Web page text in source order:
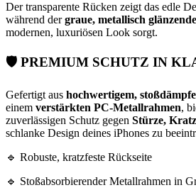
Der transparente Rücken zeigt das edle
während dergraue, metallisch
modernen, luxuriösen Look sorgt.
🛡️ PREMIUM SCHUTZ IN
Gefertigt aus hochwertigem,
einem verstärkten PC-Metallrahmen,
zuverlässigen Schutz gegen Stürze,
schlanke Design deines iPhones zu
🔹 Robuste, kratzfeste Rückseite
🔹 Stoßabsorbierender Metallrahmen in